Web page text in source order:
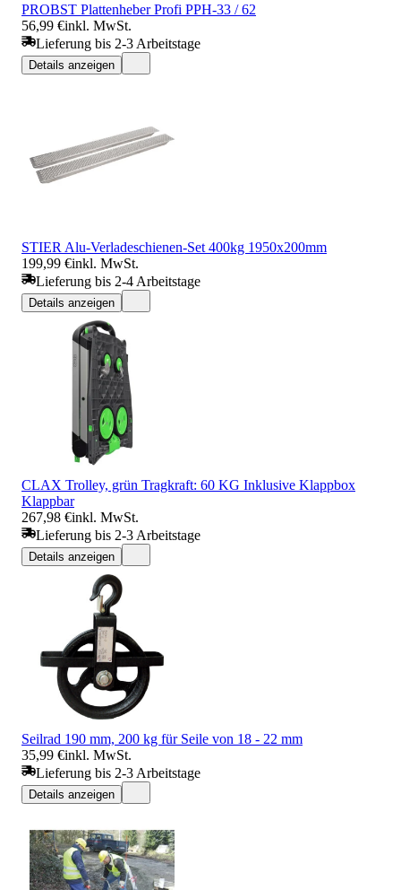
PROBST Plattenheber Profi PPH-33 / 62
56,99 €inkl. MwSt.
Lieferung bis 2-3 Arbeitstage
Details anzeigen
STIER Alu-Verladeschienen-Set 400kg 1950x200mm
199,99 €inkl. MwSt.
Lieferung bis 2-4 Arbeitstage
Details anzeigen
CLAX Trolley, grün Tragkraft: 60 KG Inklusive Klappbox
Klappbar
267,98 €inkl. MwSt.
Lieferung bis 2-3 Arbeitstage
Details anzeigen
Seilrad 190 mm, 200 kg für Seile von 18 - 22 mm
35,99 €inkl. MwSt.
Lieferung bis 2-3 Arbeitstage
Details anzeigen